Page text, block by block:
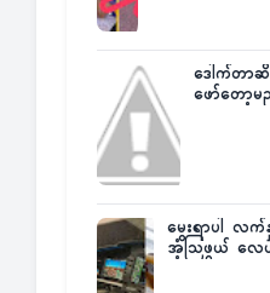
ဒေါက်တာ
ဖော်တော့
မွေးရာပါ လ
အံ့သြဖွယ် လေယ